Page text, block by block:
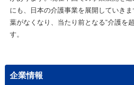
にも、日本の介護事業を展開していき
葉がなくなり、当たり前となる”介護を
す。
企業情報